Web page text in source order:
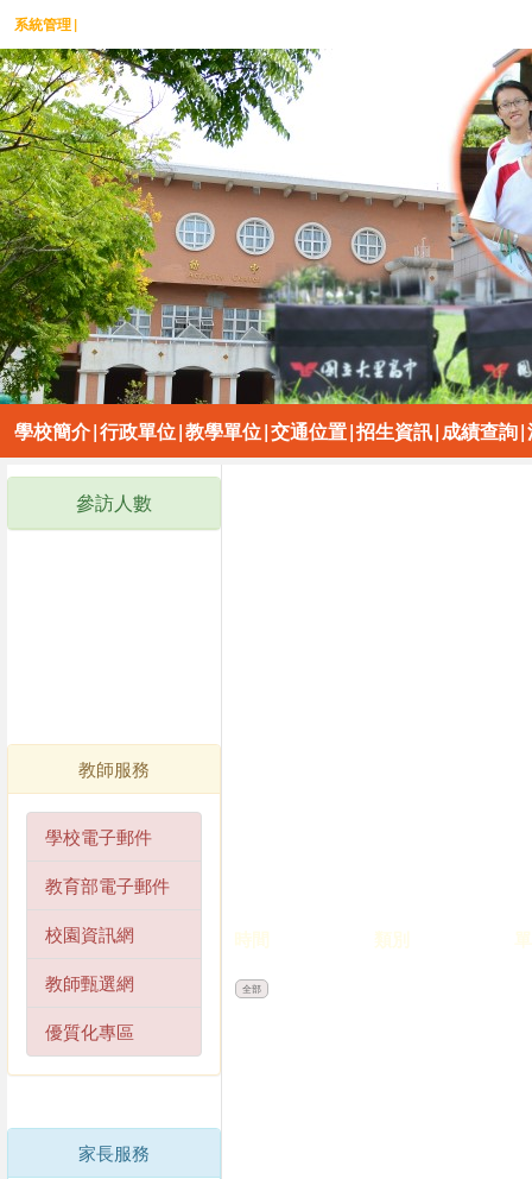
系統管理|
學校簡介|行政單位|教學單位|交通位置|招生資訊|成績查詢|
參訪人數
教師服務
學校電子郵件
教育部電子郵件
校園資訊網
教師甄選網
優質化專區
家長服務
時間 類別
全部